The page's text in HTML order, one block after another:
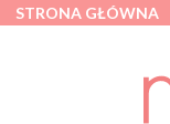
STRONA GŁÓWNA